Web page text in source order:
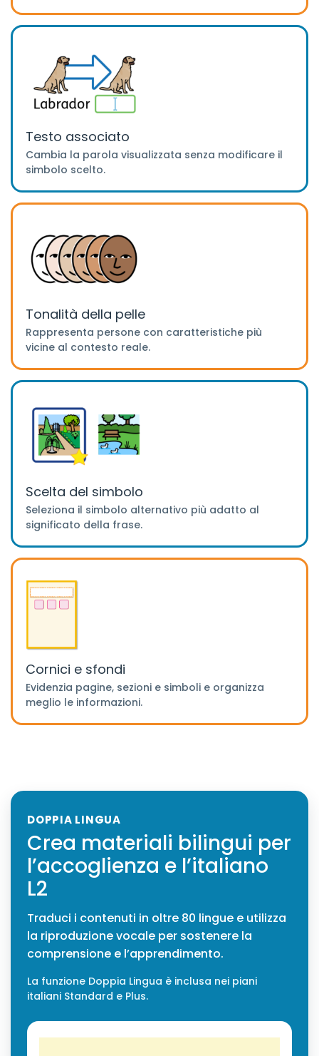
Testo associato
Cambia la parola visualizzata senza modificare il
simbolo scelto.
Tonalità della pelle
Rappresenta persone con caratteristiche più
vicine al contesto reale.
Scelta del simbolo
Seleziona il simbolo alternativo più adatto al
significato della frase.
Cornici e sfondi
Evidenzia pagine, sezioni e simboli e organizza
meglio le informazioni.
DOPPIA LINGUA
Crea materiali bilingui per
l’accoglienza e l’italiano
L2
Traduci i contenuti in oltre 80 lingue e utilizza
la riproduzione vocale per sostenere la
comprensione e l’apprendimento.
La funzione Doppia Lingua è inclusa nei piani
italiani Standard e Plus.